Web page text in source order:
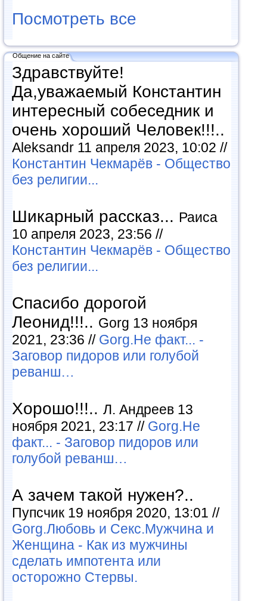
Посмотреть все
Общение на сайте
Здравствуйте!
Да,уважаемый Константин
интересный собеседник и
очень хороший Человек!!!..
Aleksandr 11 апреля 2023, 10:02 //
Константин Чекмарёв - Общество
без религии...
Шикарный рассказ... Раиса
10 апреля 2023, 23:56 //
Константин Чекмарёв - Общество
без религии...
Спасибо дорогой
Леонид!!!.. Gorg 13 ноября
2021, 23:36 // Gorg.Не факт... -
Заговор пидоров или голубой
реванш…
Хорошо!!!.. Л. Андреев 13
ноября 2021, 23:17 // Gorg.Не
факт... - Заговор пидоров или
голубой реванш…
А зачем такой нужен?..
Пупсчик 19 ноября 2020, 13:01 //
Gorg.Любовь и Секс.Мужчина и
Женщина - Как из мужчины
сделать импотента или
осторожно Стервы.